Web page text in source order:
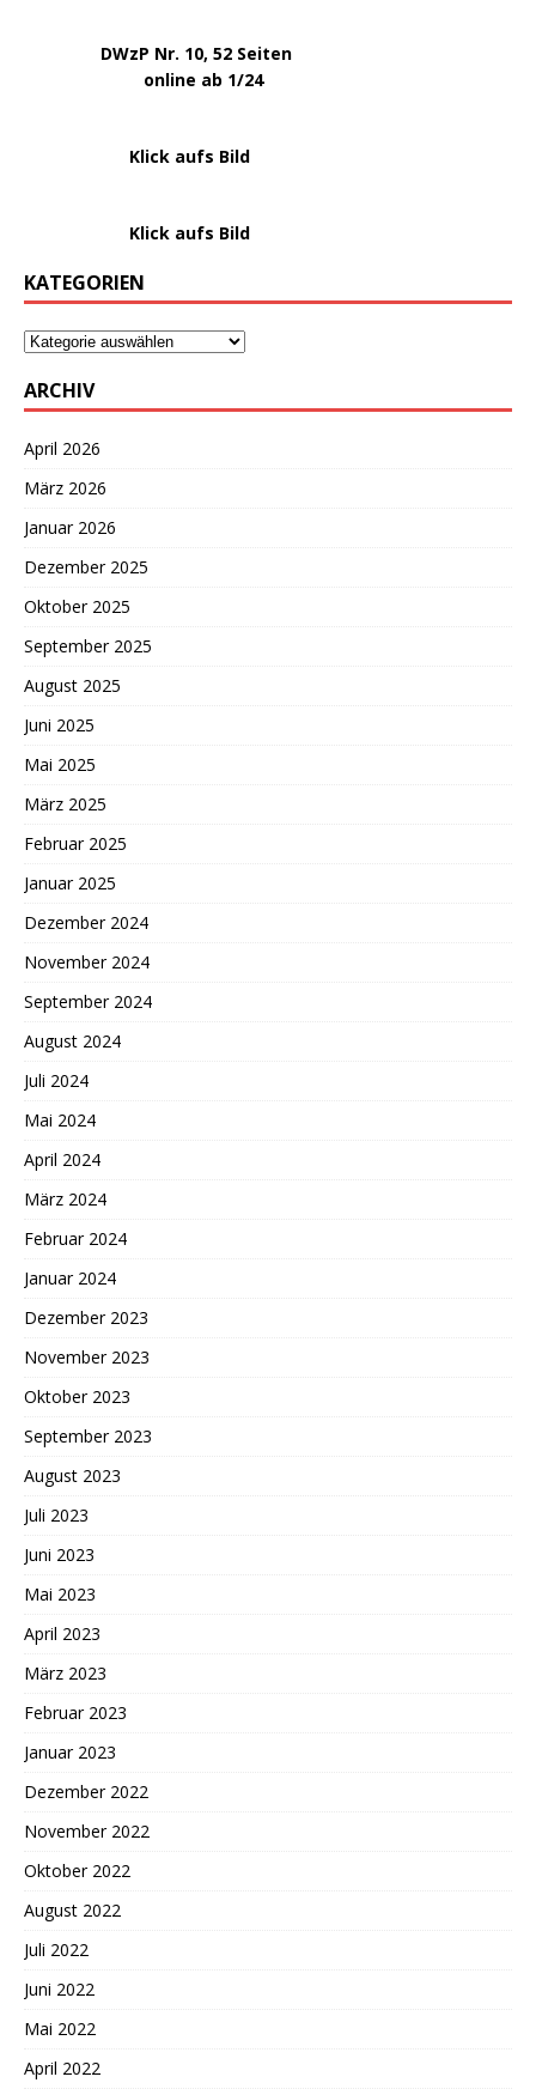
DWzP Nr. 10, 52 Seiten
online ab 1/24
Klick aufs Bild
Klick aufs Bild
KATEGORIEN
ARCHIV
April 2026
März 2026
Januar 2026
Dezember 2025
Oktober 2025
September 2025
August 2025
Juni 2025
Mai 2025
März 2025
Februar 2025
Januar 2025
Dezember 2024
November 2024
September 2024
August 2024
Juli 2024
Mai 2024
April 2024
März 2024
Februar 2024
Januar 2024
Dezember 2023
November 2023
Oktober 2023
September 2023
August 2023
Juli 2023
Juni 2023
Mai 2023
April 2023
März 2023
Februar 2023
Januar 2023
Dezember 2022
November 2022
Oktober 2022
August 2022
Juli 2022
Juni 2022
Mai 2022
April 2022